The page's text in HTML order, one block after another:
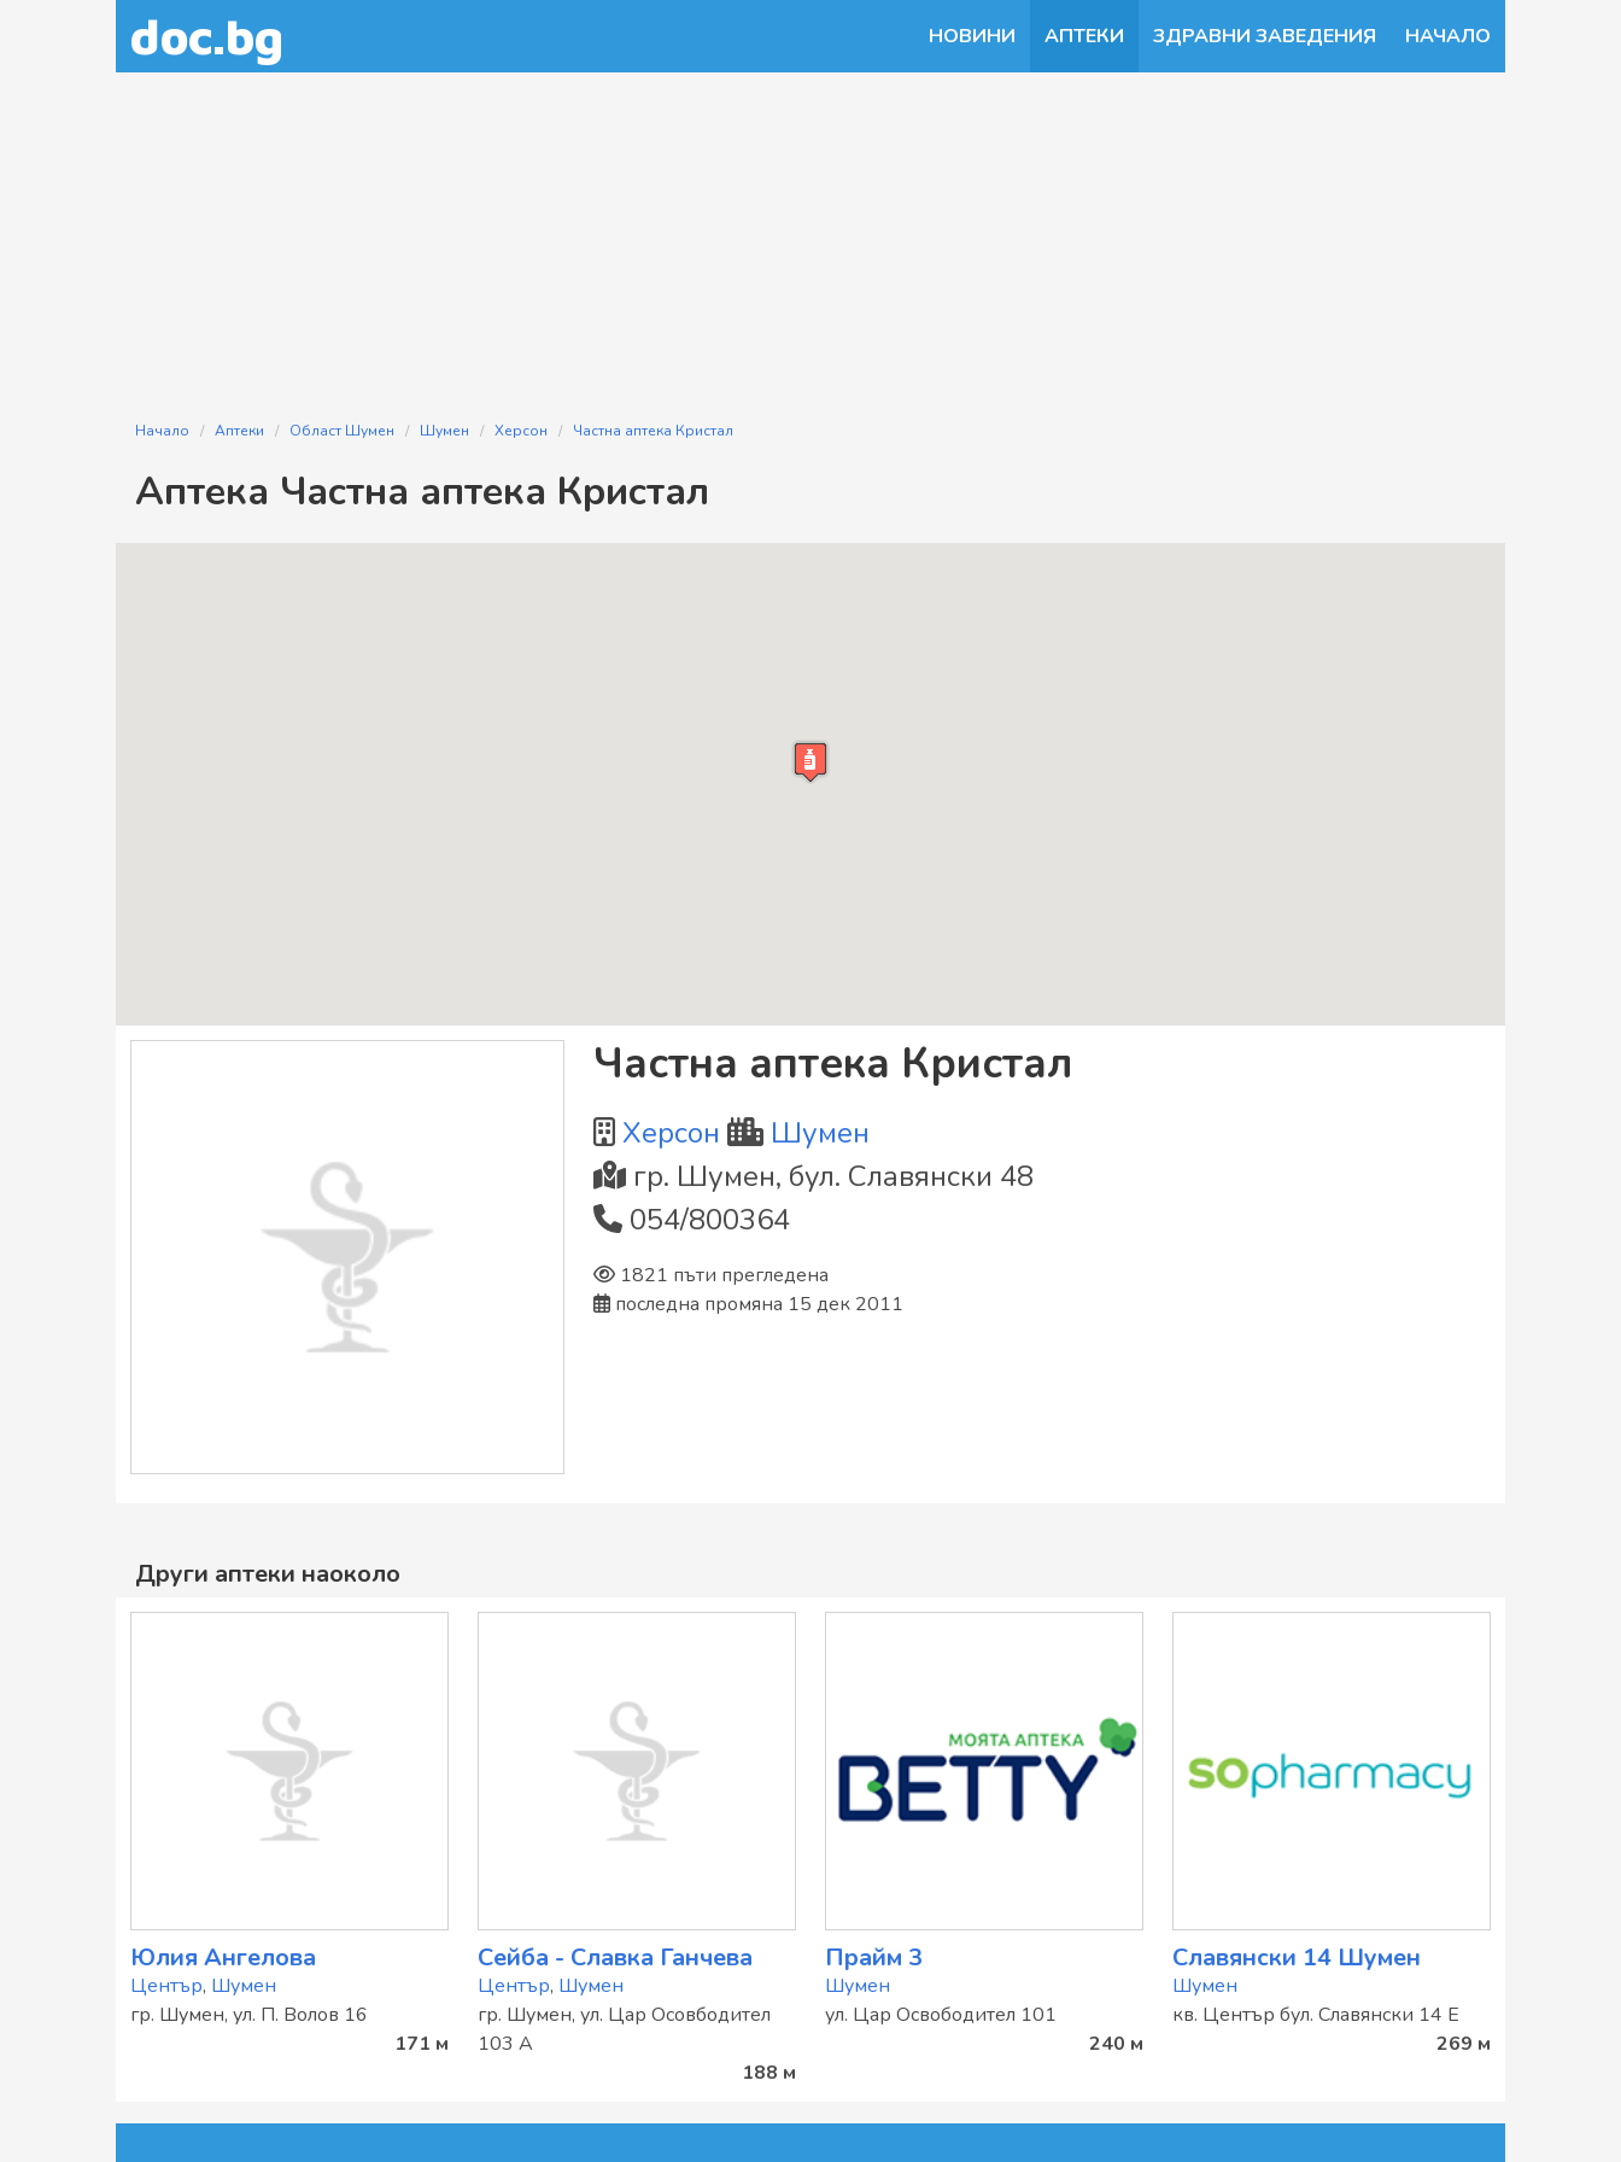
doc.bg НОВИНИ АПТЕКИ ЗДРАВНИ ЗАВЕДЕНИЯ НАЧАЛО
Начало Аптеки Област Шумен Шумен Херсон Частна аптека Кристал
Аптека Частна аптека Кристал
Частна аптека Кристал
Херсон
Шумен
гр. Шумен, бул. Славянски 48
054/800364
1821 пъти прегледена
последна промяна 15 дек 2011
Други аптеки наоколо
Юлия Ангелова
Център, Шумен
гр. Шумен, ул. П. Волов 16
171 м
Сейба - Славка Ганчева
Център, Шумен
гр. Шумен, ул. Цар Осовбодител
103 А
188 м
Прайм 3
Шумен
ул. Цар Освободител 101
240 м
Славянски 14 Шумен
Шумен
кв. Център бул. Славянски 14 Е
269 м